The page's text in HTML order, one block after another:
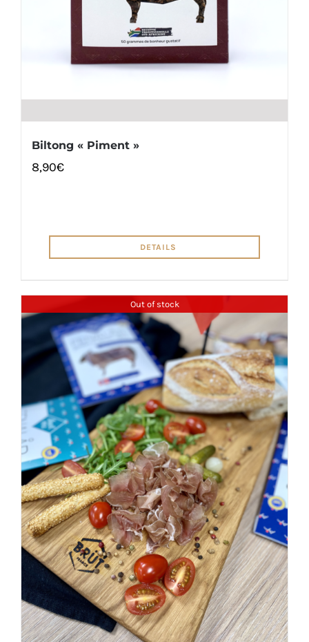
Biltong « Piment »
8,90€
DETAILS
Out of stock